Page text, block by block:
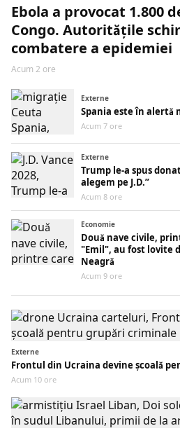
Ebola a provocat 1.800
Congo. Autoritățile
combatere a epidemiei
Acum 2 ore
Externe
Spania este în alertă
Acum 7 ore
Externe
Trump le-a spus
alegem pe J.D.”
Acum 8 ore
Economie
Două nave civile,
"Emil", au fost lovite
Neagră
Acum 9 ore
Externe
Frontul din Ucraina devine școală
Acum 10 ore